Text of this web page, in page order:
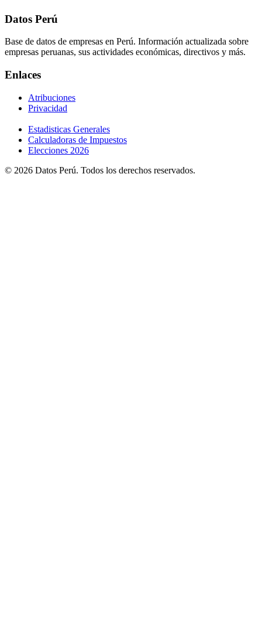
Datos Perú
Base de datos de empresas en Perú. Información actualizada sobre
empresas peruanas, sus actividades económicas, directivos y más.
Enlaces
Atribuciones
Privacidad
Estadisticas Generales
Calculadoras de Impuestos
Elecciones 2026
© 2026 Datos Perú. Todos los derechos reservados.